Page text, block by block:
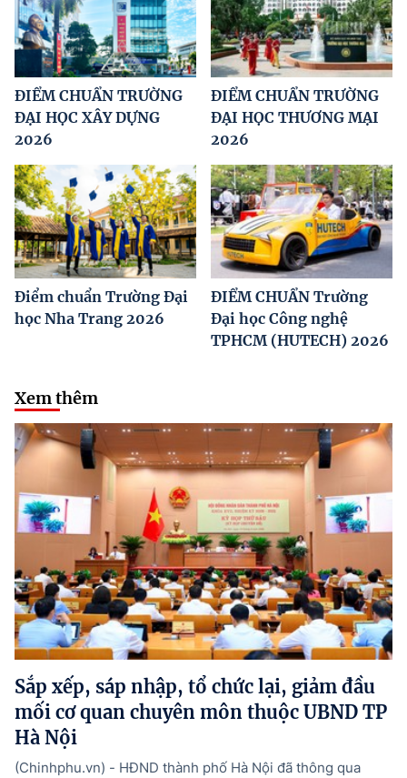
ĐIỂM CHUẨN TRƯỜNG
ĐẠI HỌC XÂY DỰNG
2026
ĐIỂM CHUẨN TRƯỜNG
ĐẠI HỌC THƯƠNG MẠI
2026
Điểm chuẩn Trường Đại
học Nha Trang 2026
ĐIỂM CHUẨN Trường
Đại học Công nghệ
TPHCM (HUTECH) 2026
Xem thêm
Sắp xếp, sáp nhập, tổ chức lại, giảm đầu
mối cơ quan chuyên môn thuộc UBND TP
Hà Nội
(Chinhphu.vn) - HĐND thành phố Hà Nội đã thông qua